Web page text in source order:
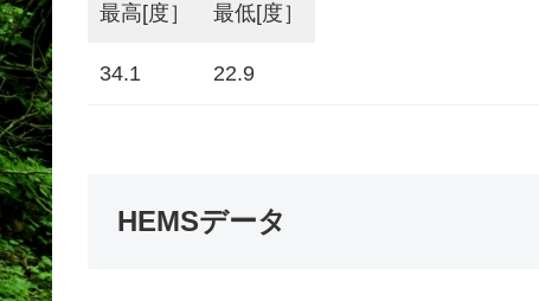
最高[度］ 最低[度］
34.1 22.9
HEMSデータ